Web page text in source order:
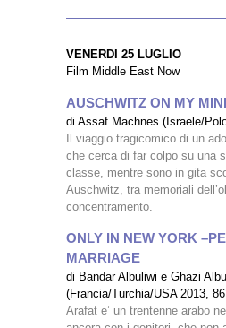
VENERDI 25 LUGLIO
Film Middle East Now
AUSCHWITZ ON MY
di Assaf Machnes (Israele/
Il viaggio tragicomico di un
che cerca di far colpo su una
classe, mentre sono in gita
Auschwitz, tra memoriali
concentramento.
ONLY IN NEW YORK
MARRIAGE
di Bandar Albuliwi e Ghazi
(Francia/Turchia/USA 2013,
Arafat e’ un trentenne arabo